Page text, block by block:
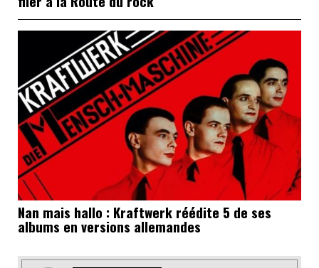
Nan mais hallo : Kraftwerk réédite 5 de ses
albums en versions allemandes